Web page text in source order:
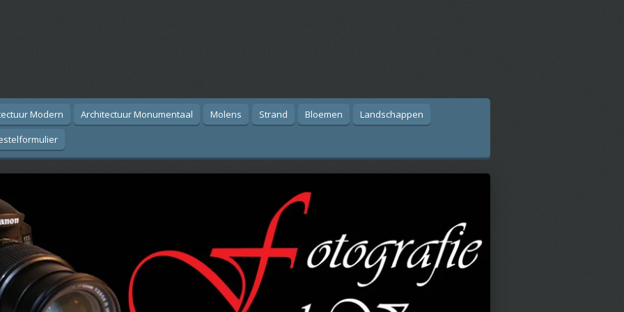
Modern Architectuur Monumentaal Molens Strand Bloemen
Landschappen